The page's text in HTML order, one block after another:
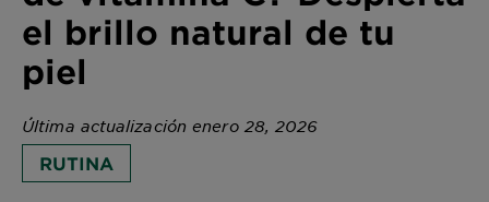
el brillo natural de tu
piel
Última actualización enero 28, 2026
RUTINA